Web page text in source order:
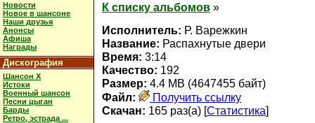
Новости
Новое в шансоне
Наши друзья
Анонсы
Афиша
Награды
Дискография
Шансон X
Истоки
Военный шансон
Песни цыган
Барды
Ретро, эстрада ...
К списку альбомов »
Исполнитель: Р. Варежкин
Название: Распахнутые двери
Время: 3:14
Качество: 192
Размер: 4.4 MB (4647455 байт)
Файл:
Получить ссылку
Скачан: 165 раз(а) [Статистика]